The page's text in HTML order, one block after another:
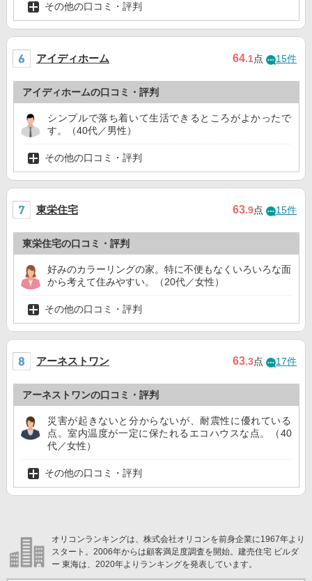
その他の口コミ・評判
アイディホーム 64.1点 15件
アイディホームの口コミ・評判
シンプルで落ち着いて生活できるところがよかったで
す。（40代／男性）
その他の口コミ・評判
東栄住宅 63.9点 15件
東栄住宅の口コミ・評判
好みのカラーリングの家。特に不便もなくいろいろな面
から考えて住みやすい。（20代／女性）
その他の口コミ・評判
アーネストワン 63.3点 17件
アーネストワンの口コミ・評判
災害が起きないと分からないが、耐震性に優れている
点。室内温度が一定に保たれるエコハウスな点。（40
代／女性）
その他の口コミ・評判
オリコンランキングは、株式会社オリコンを前身企業に1967年より
スタート。2006年からは顧客満足度調査を開始。建売住宅 ビルダ
ー 東海は、2020年よりランキングを発表しています。